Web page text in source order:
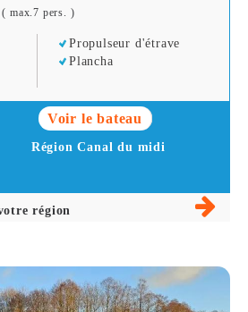
( max.7 pers. )
Propulseur d'étrave
Plancha
Voir le bateau
Région Canal du midi
région